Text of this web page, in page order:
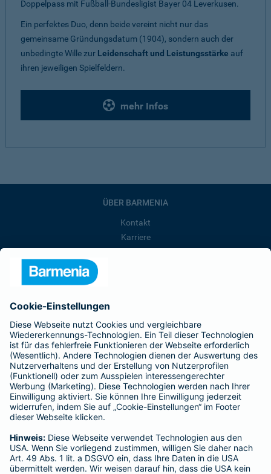
Doppelpass mit Fußball-Bundesligist Bayer 04 Leverkusen.
Ein perfektes Duo, denn beide vereint nicht nur das
gemeinsame Gründungsdatum (1904), sondern auch der
unbedingte Wille zur Leidenschaft und Leistungsstärke auf
ihren jeweiligen Spielfeldern.
mehr Infos
ÜBER BARMENIA
Kontakt
Karriere
Barmenia ist Teil der BarmeniaGothaer
BELIEBTE SEITEN
Kranken-Zusatzversicherung
Tierversicherungen
Haftpflichtversicherung
Hausratversicherung
Adresse ändern
Schaden melden